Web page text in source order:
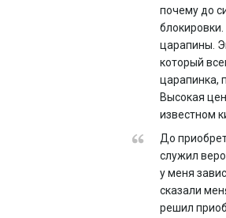
почему до
царапины.
который
царапинка,
Высокая
известном
До
служил
у меня
сказали
решил